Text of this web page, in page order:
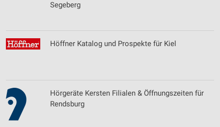
Segeberg
Höffner Katalog und Prospekte für Kiel
Hörgeräte Kersten Filialen & Öffnungszeiten für
Rendsburg